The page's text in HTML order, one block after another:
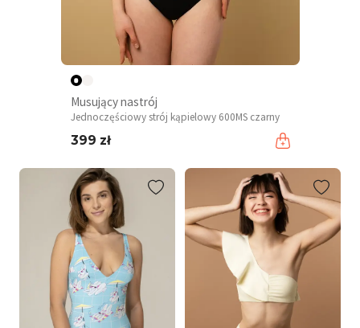
Musujący nastrój
Jednoczęściowy strój kąpielowy 600MS czarny
399 zł